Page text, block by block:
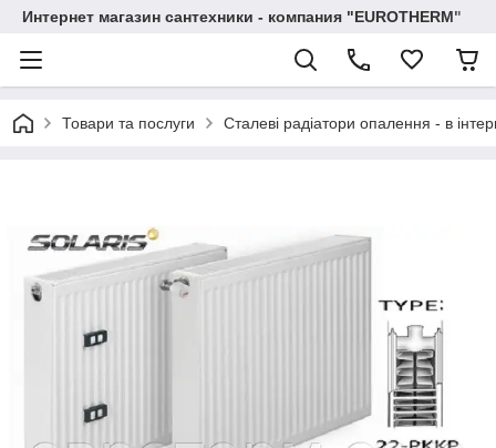
Интернет магазин сантехники - компания "EUROTHERM"
Товари та послуги Сталеві радіатори опалення - в